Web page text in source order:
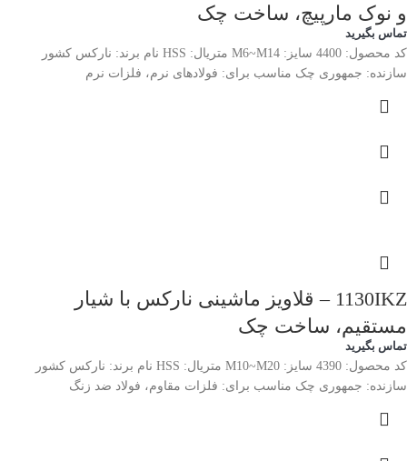
و نوک مارپیچ، ساخت چک
تماس بگیرید
کد محصول: 4400 سایز: M6~M14 متریال: HSS نام برند: نارکس کشور
سازنده: جمهوری چک مناسب برای: فولادهای نرم، فلزات نرم
1130IKZ – قلاویز ماشینی نارکس با شیار
مستقیم، ساخت چک
تماس بگیرید
کد محصول: 4390 سایز: M10~M20 متریال: HSS نام برند: نارکس کشور
سازنده: جمهوری چک مناسب برای: فلزات مقاوم، فولاد ضد زنگ